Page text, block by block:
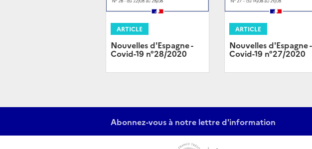
ARTICLE
Nouvelles d'Espagne -
Covid-19 n°28/2020
ARTICLE
Nouvelles d'Espagne -
Covid-19 n°27/2020
Abonnez-vous à notre lettre d'information